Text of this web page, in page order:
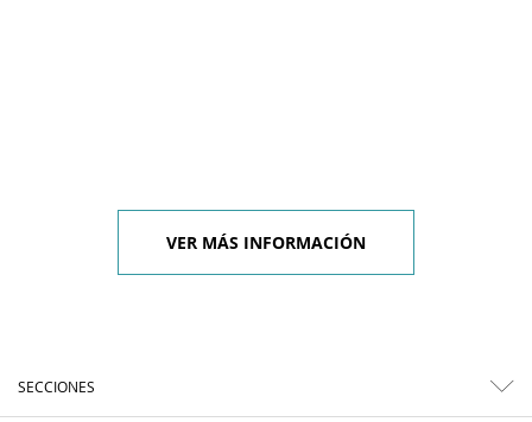
VER MÁS INFORMACIÓN
SECCIONES